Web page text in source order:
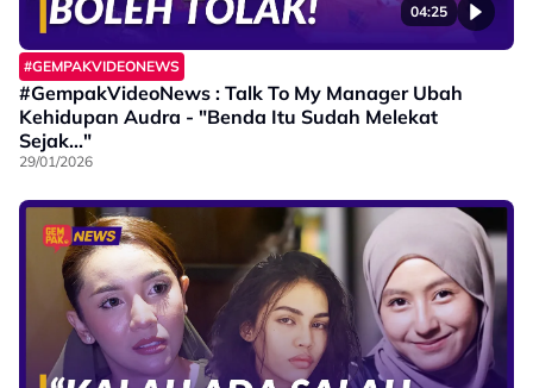
04:25
#GEMPAKVIDEONEWS
#GempakVideoNews : Talk To My Manager Ubah
Kehidupan Audra - "Benda Itu Sudah Melekat
Sejak..."
29/01/2026